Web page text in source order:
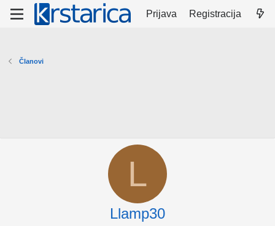
Prijava Registracija
Članovi
L
Llamp30